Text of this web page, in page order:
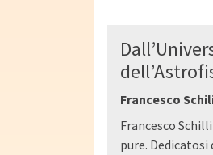
Francesco
Francesco
pure.